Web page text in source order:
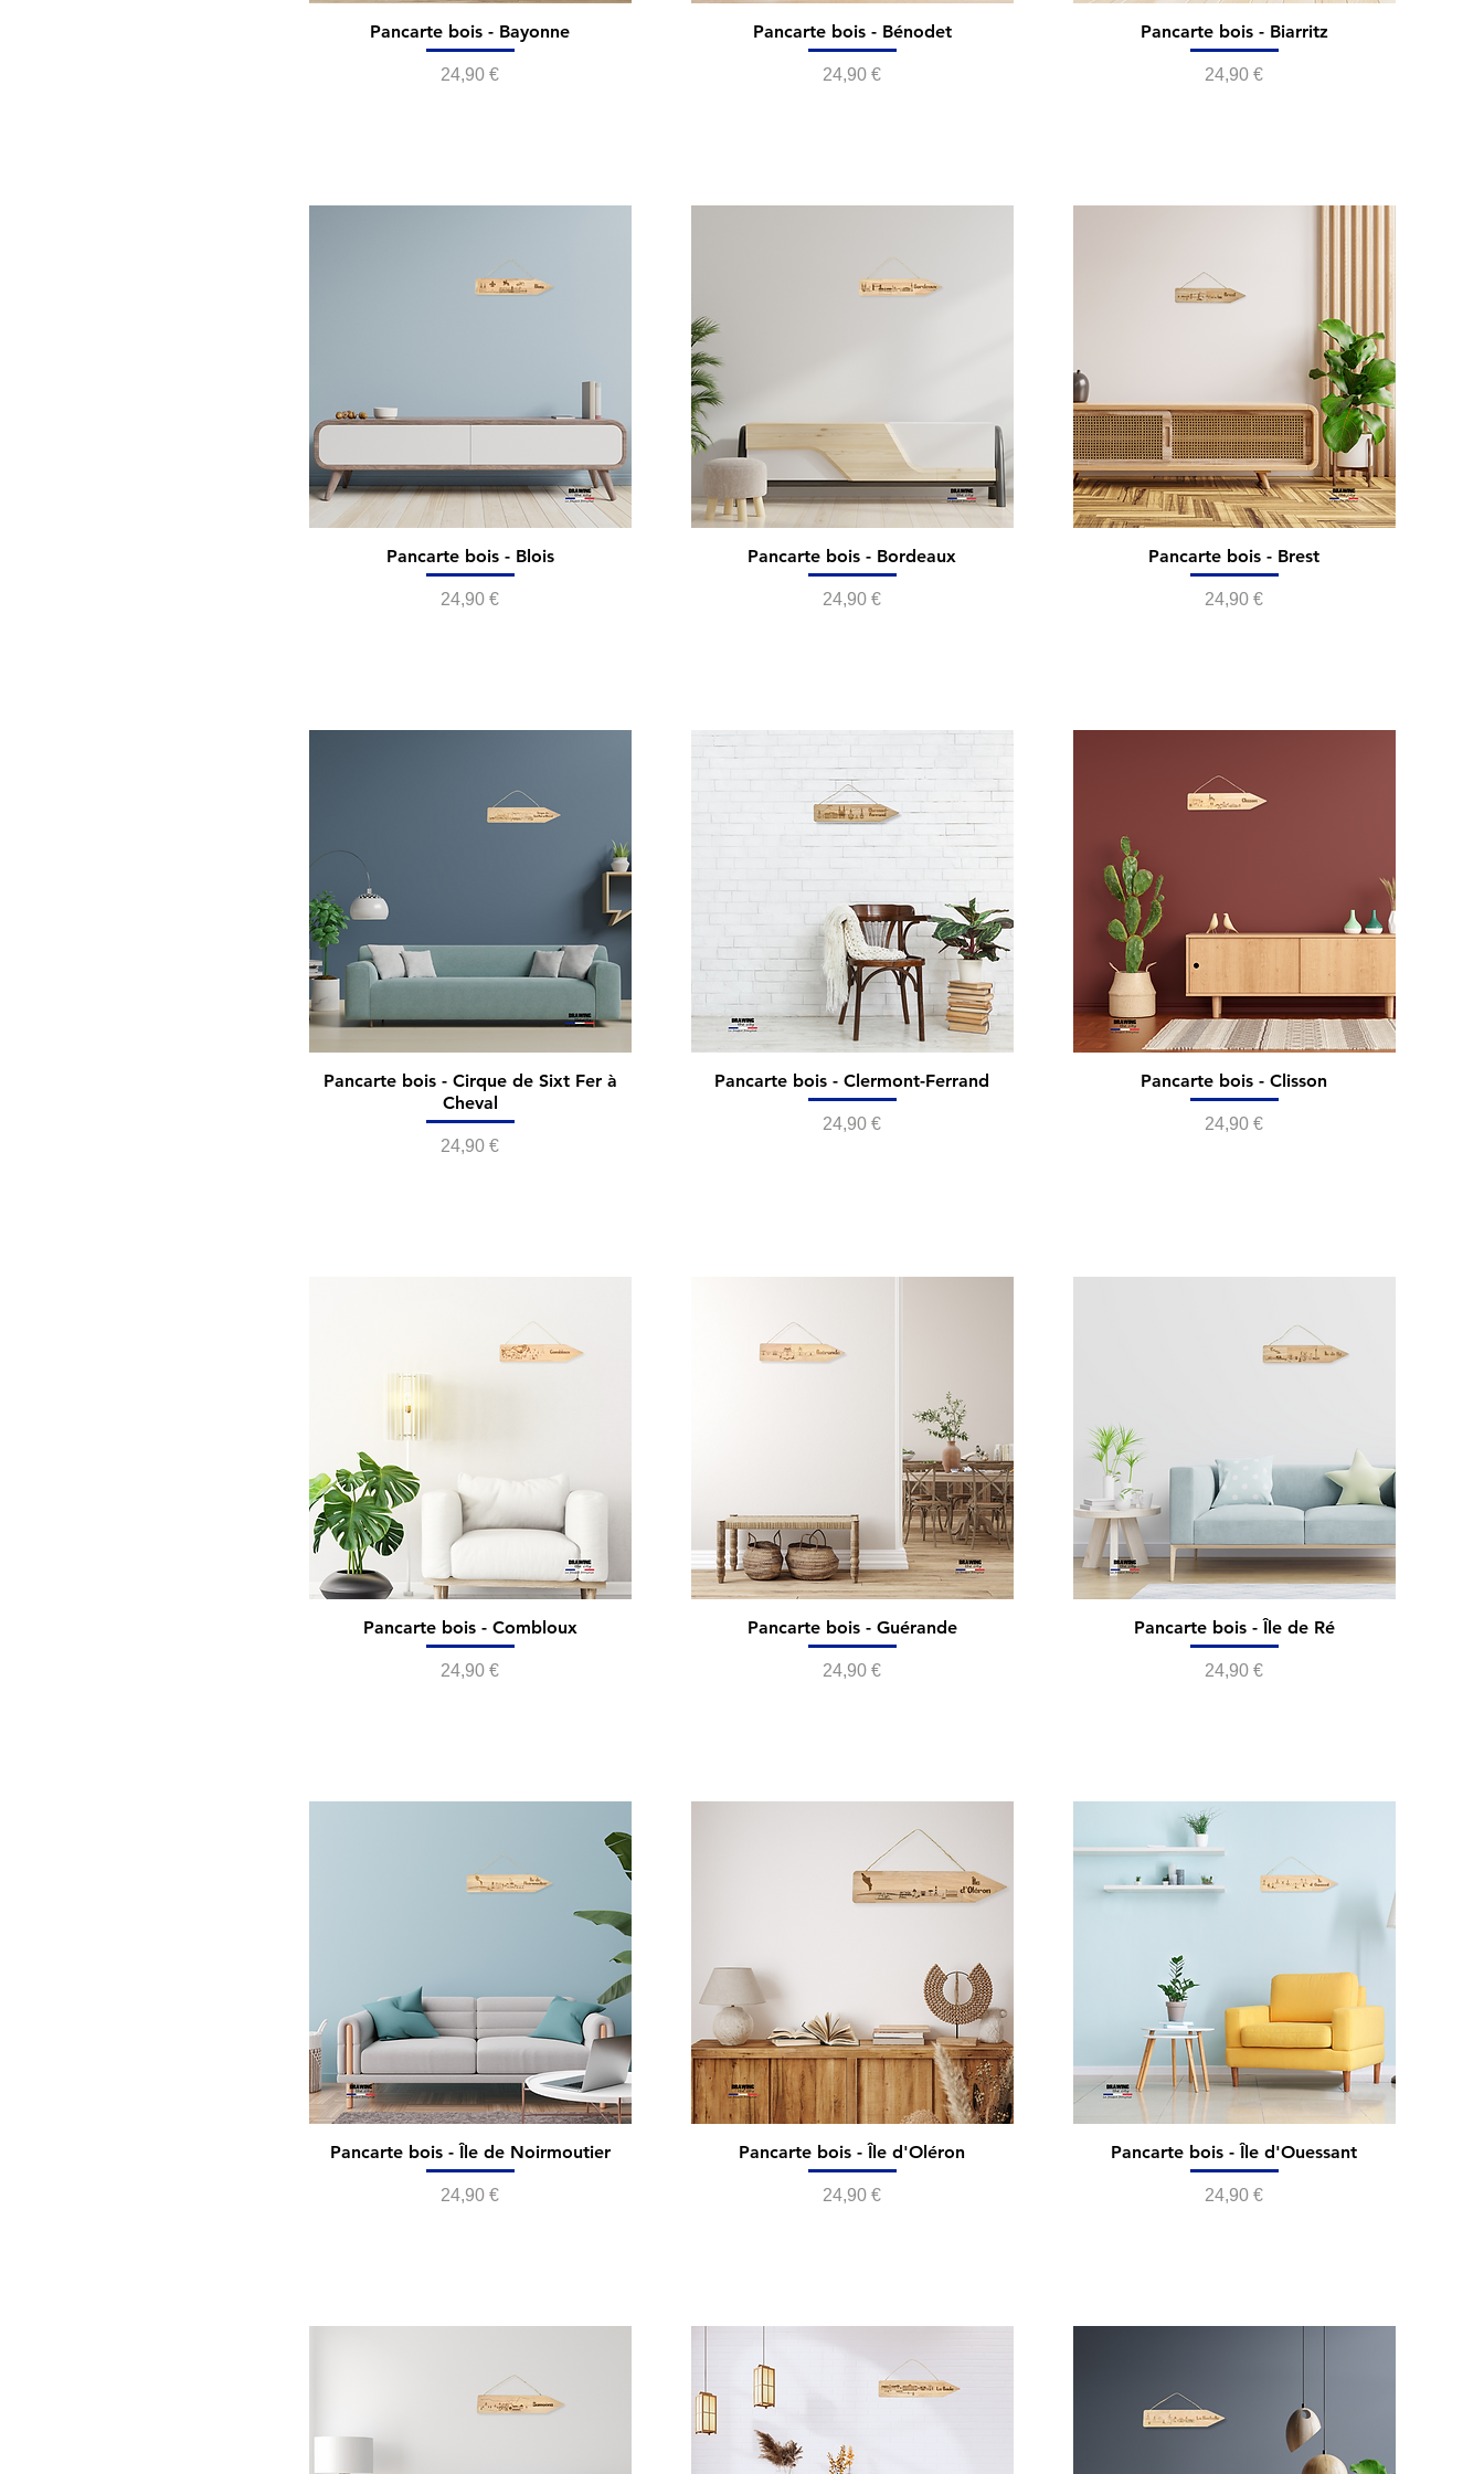
Pancarte bois - Bayonne
Prix
24,90 €
Pancarte bois - Bénodet
Prix
24,90 €
Pancarte bois - Biarritz
Prix
24,90 €
Pancarte bois - Blois
Prix
24,90 €
Pancarte bois - Bordeaux
Prix
24,90 €
Pancarte bois - Brest
Prix
24,90 €
Pancarte bois - Cirque de Sixt Fer à
Cheval
Prix
24,90 €
Pancarte bois - Clermont-Ferrand
Prix
24,90 €
Pancarte bois - Clisson
Prix
24,90 €
Pancarte bois - Combloux
Prix
24,90 €
Pancarte bois - Guérande
Prix
24,90 €
Pancarte bois - Île de Ré
Prix
24,90 €
Pancarte bois - Île de Noirmoutier
Prix
24,90 €
Pancarte bois - Île d'Oléron
Prix
24,90 €
Pancarte bois - Île d'Ouessant
Prix
24,90 €